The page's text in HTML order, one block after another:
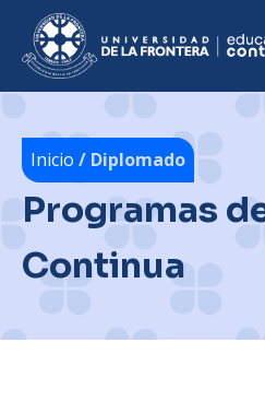
Inicio / Diplomado
Programas
Continua